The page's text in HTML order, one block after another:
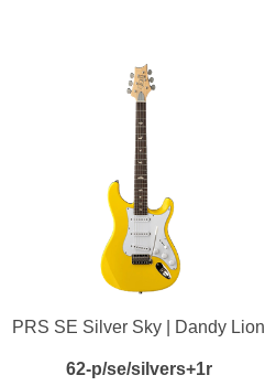
PRS SE Silver Sky | Dandy Lion
62-p/se/silvers+1r